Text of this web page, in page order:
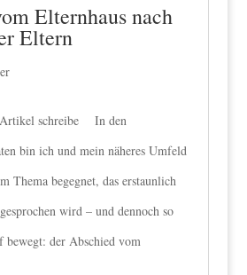
Elternhaus nach
Eltern
Artikel schreibe In den
bin ich und mein näheres Umfeld
Thema begegnet, das erstaunlich
wird – und dennoch so
bewegt: der Abschied vom